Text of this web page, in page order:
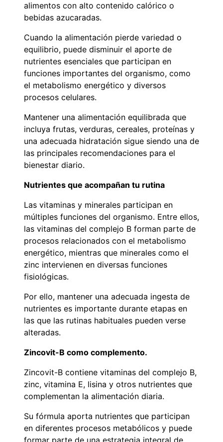
alimentos con alto contenido calórico o
bebidas azucaradas.
Cuando la alimentación pierde variedad o
equilibrio, puede disminuir el aporte de
nutrientes esenciales que participan en
funciones importantes del organismo, como
el metabolismo energético y diversos
procesos celulares.
Mantener una alimentación equilibrada que
incluya frutas, verduras, cereales, proteínas y
una adecuada hidratación sigue siendo una de
las principales recomendaciones para el
bienestar diario.
Nutrientes que acompañan tu rutina
Las vitaminas y minerales participan en
múltiples funciones del organismo. Entre ellos,
las vitaminas del complejo B forman parte de
procesos relacionados con el metabolismo
energético, mientras que minerales como el
zinc intervienen en diversas funciones
fisiológicas.
Por ello, mantener una adecuada ingesta de
nutrientes es importante durante etapas en
las que las rutinas habituales pueden verse
alteradas.
Zincovit-B como complemento.
Zincovit-B contiene vitaminas del complejo B,
zinc, vitamina E, lisina y otros nutrientes que
complementan la alimentación diaria.
Su fórmula aporta nutrientes que participan
en diferentes procesos metabólicos y puede